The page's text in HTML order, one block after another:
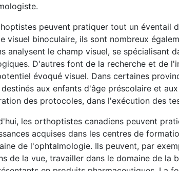
peuvent pratiquer tout un éventail
visuel binoculaire, ils sont nombreux
analysent le champ visuel, se spécialisant
D'autres font de la recherche et de
évoqué visuel. Dans certaines
aux enfants d'âge préscolaire et
des protocoles, dans l'exécution des
les orthoptistes canadiens peuvent
acquises dans les centres de
de l'ophtalmologie. Ils peuvent, par
de la vue, travailler dans le domaine de